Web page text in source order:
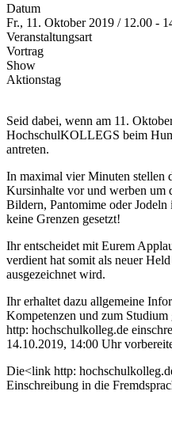
Datum
Fr., 11. Oktober 2019 / 12.00 -
Veranstaltungsart
Vortrag
Show
Aktionstag
Seid dabei, wenn am 11.
HochschulKOLLEGS beim
antreten.
In maximal vier Minuten stellen
Kursinhalte vor und werben um
Bildern, Pantomime oder
keine Grenzen gesetzt!
Ihr entscheidet mit Eurem
verdient hat somit als neuer
ausgezeichnet wird.
Ihr erhaltet dazu allgemeine
Kompetenzen und zum
http: hochschulkolleg.de
14.10.2019, 14:00 Uhr
Die<link http:
Einschreibung in die